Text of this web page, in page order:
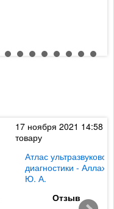
17 ноября 2021 14:58
товару
Атлас ультразвуковой
диагностики -
Ю. А.
Отзыв